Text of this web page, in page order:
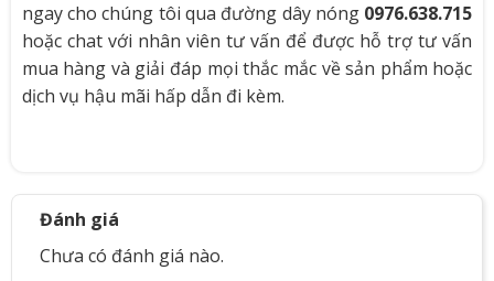
ngay cho chúng tôi qua đường dây nóng 0976.638.715
hoặc chat với nhân viên tư vấn để được hỗ trợ tư vấn
mua hàng và giải đáp mọi thắc mắc về sản phẩm hoặc
dịch vụ hậu mãi hấp dẫn đi kèm.
Đánh giá
Chưa có đánh giá nào.